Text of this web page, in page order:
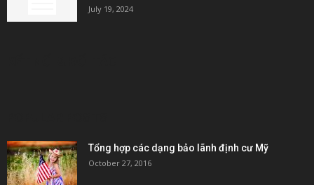
July 19, 2024
Tổng hợp các dạng bảo lãnh định cư Mỹ
October 27, 2016